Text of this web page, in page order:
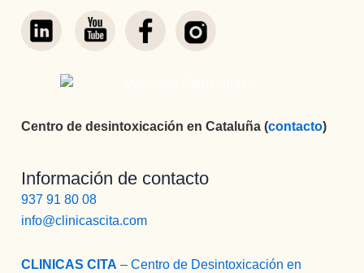
Centro de desintoxicación en Cataluña (contacto)
Información de contacto
937 91 80 08
info@clinicascita.com
CLINICAS CITA – Centro de Desintoxicación en